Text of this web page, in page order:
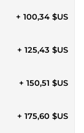
+ 100,34 $US
+ 125,43 $US
+ 150,51 $US
+ 175,60 $US